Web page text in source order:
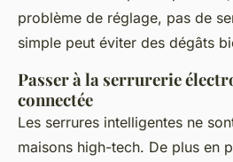
problème de réglage, pas de
simple peut éviter des dégâts
Passer à la serrurerie
connectée
Les serrures intelligentes ne
maisons high-tech. De plus en